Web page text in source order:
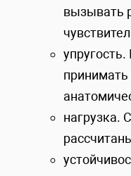
вызывать
нагрузка.